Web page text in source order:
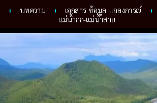
บทความ เอกสาร ข้อมูล แถลงการณ์
แม่น้ำกก-แม่น้ำสาย